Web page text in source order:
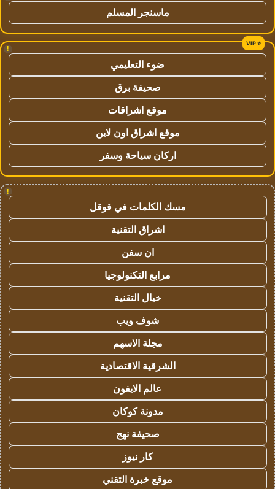
ماسنجر المسلم
!
ضوء التعليمي
صحيفة برق
موقع اشراقات
موقع اشراق اون لاين
اركان سياحة وسفر
!
مسك الكلمات في قوقل
اشراق التقنية
ان سفن
مرابع التكنولوجيا
خيال التقنية
شوف ويب
مجلة الاسهم
الشرقية الاقتصادية
عالم الايفون
مدونة كوكان
صحيفة نهج
كار نيوز
موقع خبرة التقني